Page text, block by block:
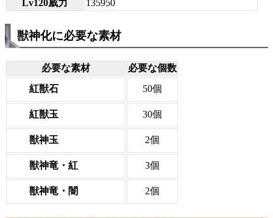
Lv120威力 135950
獣神化に必要な素材
必要な素材
必要な個数
紅獣石
50個
紅獣玉 30個
獣神玉 2個
獣神竜・紅 3個
獣神竜・闇 2個